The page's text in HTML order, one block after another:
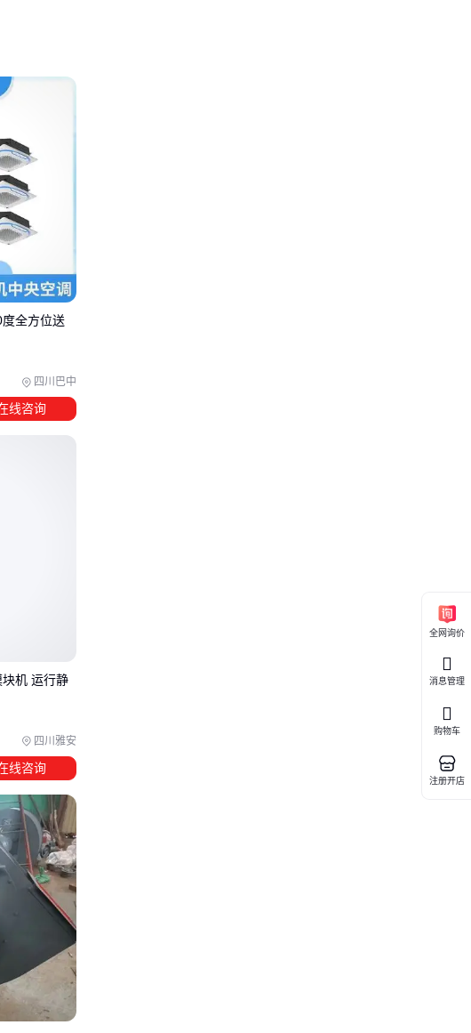
大棚降
车间排
（如曝气
旋轴流风
。
则是矿
型更适合
适合自动
四川巴中
全方位送
线咨询
四川雅安
机 运行静
线咨询
全网询价
消息管理
购物车
注册开店